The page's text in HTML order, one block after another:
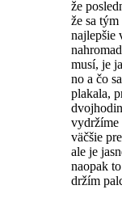
že
že sa
najlepšie
musí, je
no a čo
plakala,
vydržíme
väčšie
ale je
naopak
držím